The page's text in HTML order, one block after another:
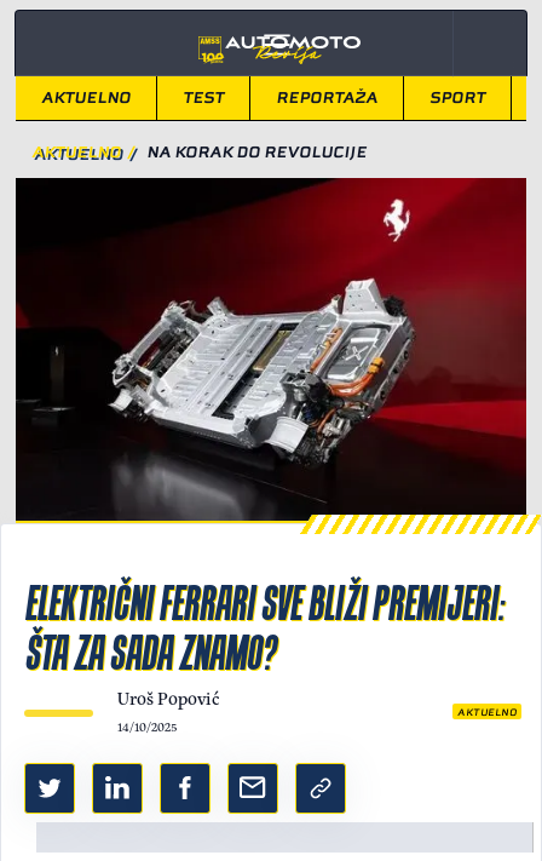
Light/Dark mode
AKTUELNO TEST REPORTAŽA SPORT
AKTUELNO / NA KORAK DO REVOLUCIJE
ELEKTRIČNI FERRARI SVE BLIŽI PREMIJERI:
ŠTA ZA SADA ZNAMO?
Uroš Popović
14/10/2025
AKTUELNO